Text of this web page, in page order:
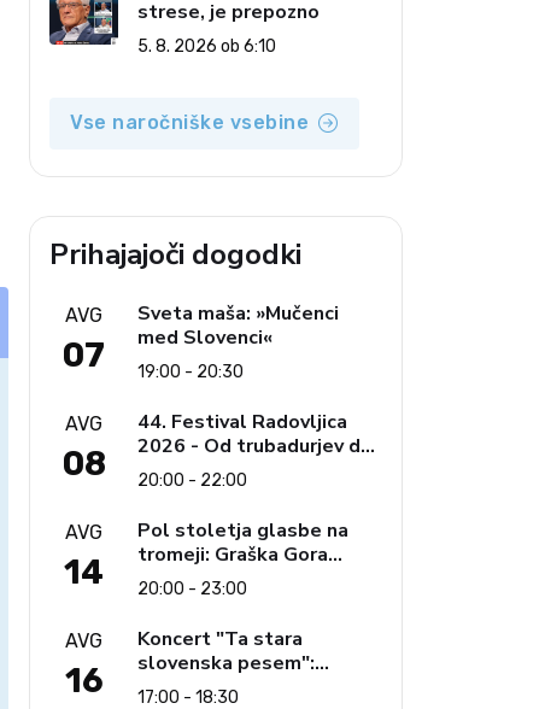
delu: Revija 2000 in
revolucionarna izvotlitev
krščanstva
strese, je prepozno
5. 8. 2026 ob 6:10
Vse naročniške vsebine
Prihajajoči dogodki
AVG
07
Sveta maša: »Mučenci
med Slovenci«
19:00 - 20:30
AVG
08
44. Festival Radovljica
2026 - Od trubadurjev do
Brahmsa
20:00 - 22:00
AVG
14
Pol stoletja glasbe na
tromeji: Graška Gora
obeležuje 50. jubilejni
festival narodno-zabavne
glasbe
20:00 - 23:00
AVG
16
Koncert "Ta stara
slovenska pesem":
Ljudski pevci Jezerci
17:00 - 18:30